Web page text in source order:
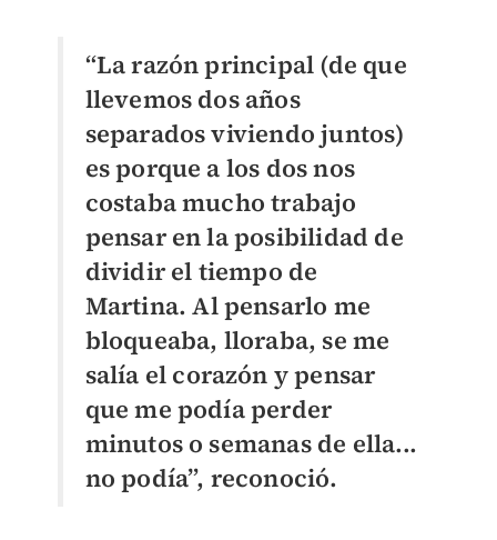
“La razón principal (de que
llevemos dos años
separados viviendo juntos)
es porque a los dos nos
costaba mucho trabajo
pensar en la posibilidad de
dividir el tiempo de
Martina. Al pensarlo me
bloqueaba, lloraba, se me
salía el corazón y pensar
que me podía perder
minutos o semanas de ella...
no podía”, reconoció.